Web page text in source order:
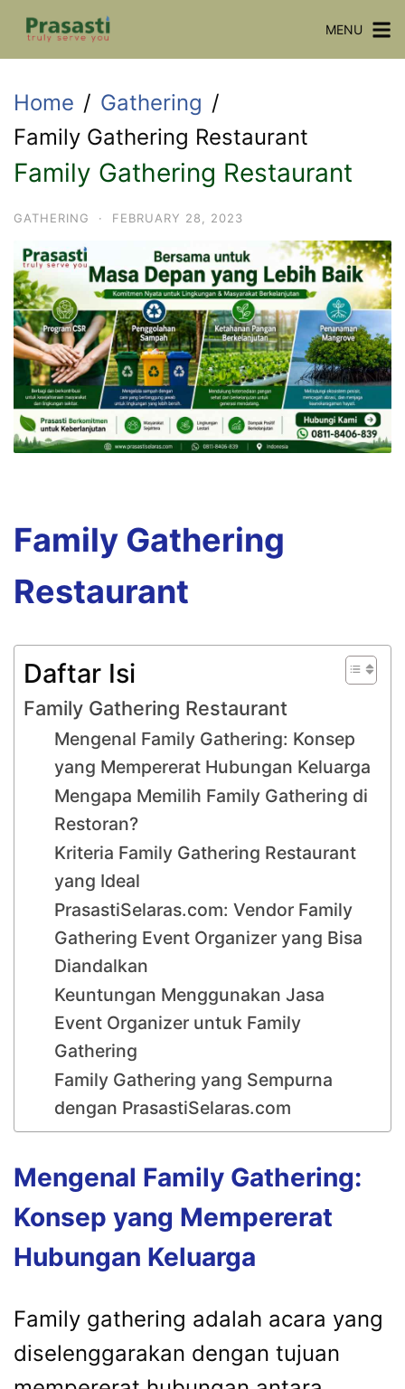
Skip
MENU
Home
Gathering
Family Gathering Restaurant
Family Gathering Restaurant
GATHERING · FEBRUARY 28, 2023
Family Gathering
Restaurant
Daftar Isi
Family Gathering Restaurant
Mengenal Family Gathering: Konsep
yang Mempererat Hubungan Keluarga
Mengapa Memilih Family Gathering di
Restoran?
Kriteria Family Gathering Restaurant
yang Ideal
PrasastiSelaras.com: Vendor Family
Gathering Event Organizer yang Bisa
Diandalkan
Keuntungan Menggunakan Jasa
Event Organizer untuk Family
Gathering
Family Gathering yang Sempurna
dengan PrasastiSelaras.com
Mengenal Family Gathering:
Konsep yang Mempererat
Hubungan Keluarga
Family gathering adalah acara yang
diselenggarakan dengan tujuan